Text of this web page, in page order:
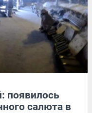
появилось
салюта в